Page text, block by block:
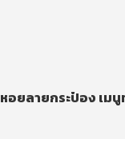
ป๋อง เมนูทำง่ายอร่อยจน